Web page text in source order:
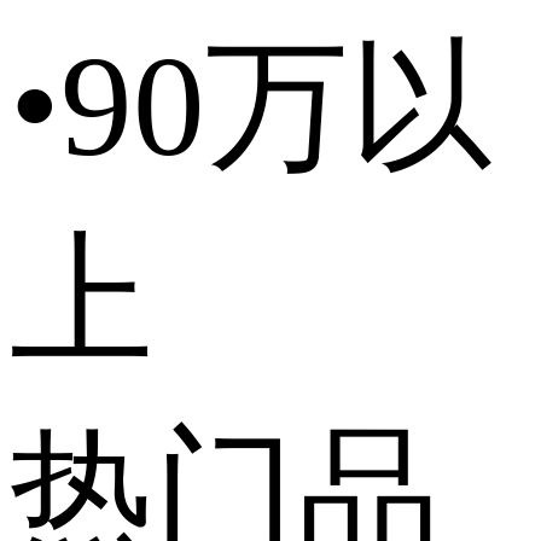
•90万以
上
热门品